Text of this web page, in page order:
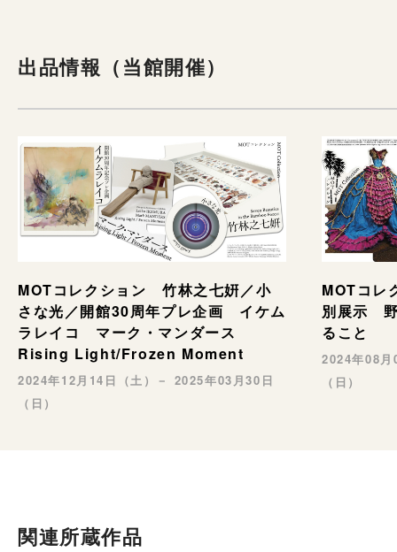
出品情報（当館開催）
MOTコレクション 竹林之七姸／小
さな光／開館30周年プレ企画 イケム
ラレイコ マーク・マンダース
Rising Light/Frozen Moment
2024年12月14日（土）－ 2025年03月30日
（日）
MOTコレ
別展示
ること
2024年08
（日）
関連所蔵作品